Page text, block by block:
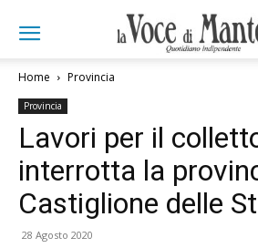
Home Provincia
Provincia
Lavori per il
interrotta la
Castiglione delle
28 Agosto 2020